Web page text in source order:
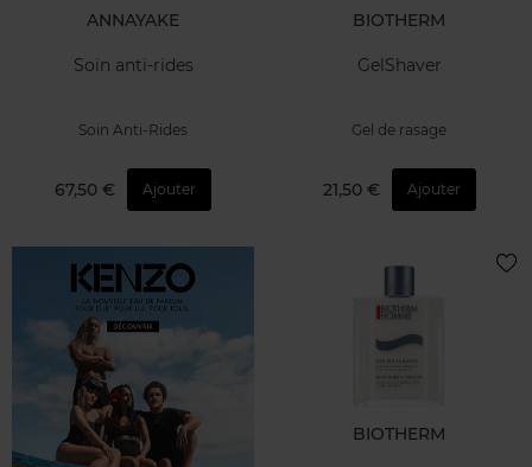
ANNAYAKE
Soin anti-rides
Soin Anti-Rides
67,50 € Ajouter
BIOTHERM
GelShaver
Gel de rasage
21,50 € Ajouter
BIOTHERM